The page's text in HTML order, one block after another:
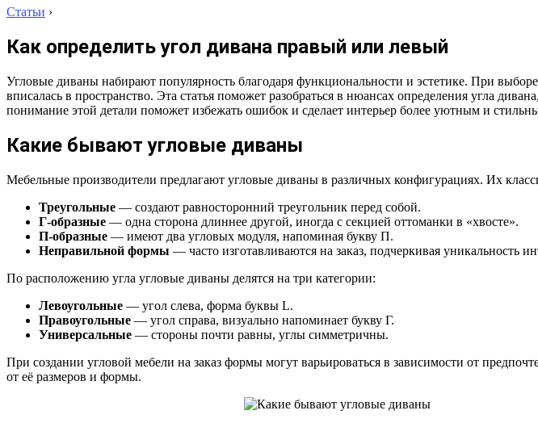
Статьи ›
Как определить угол дивана правый или левый
Угловые диваны набирают популярность благодаря функциональности и эстетике. При
вписалась в пространство. Эта статья поможет разобраться в нюансах определения угла
понимание этой детали поможет избежать ошибок и сделает интерьер более уютным и
Какие бывают угловые диваны
Мебельные производители предлагают угловые диваны в различных конфигурациях. Их
Треугольные — создают равносторонний треугольник перед собой.
Г-образные — одна сторона длиннее другой, иногда с секцией оттоманки в «хвосте».
П-образные — имеют два угловых модуля, напоминая букву П.
Неправильной формы — часто изготавливаются на заказ, подчеркивая уникальность
По расположению угла угловые диваны делятся на три категории:
Левоугольные — угол слева, форма буквы L.
Правоугольные — угол справа, визуально напоминает букву Г.
Универсальные — стороны почти равны, углы симметричны.
При создании угловой мебели на заказ формы могут варьироваться в зависимости от
от её размеров и формы.